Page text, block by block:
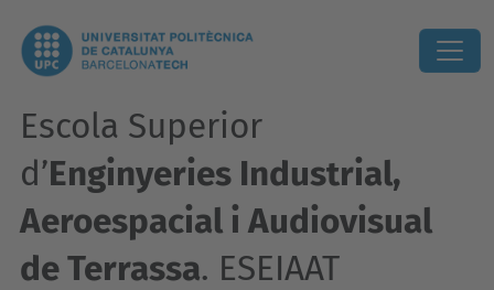
Escola Superior
d’Enginyeries Industrial,
Aeroespacial i Audiovisual
de Terrassa. ESEIAAT